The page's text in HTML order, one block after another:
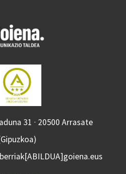
31 · 20500 Arrasate